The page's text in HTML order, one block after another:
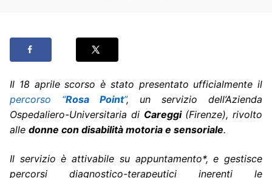
Il 18 aprile scorso è stato presentato ufficialmente il
percorso “Rosa Point”, un servizio dell’Azienda
Ospedaliero-Universitaria di Careggi(Firenze), rivolto
alle donne con disabilità motoria e sensoriale.
Il servizio è attivabile su appuntamento*, e gestisce
percorsi diagnostico-terapeutici inerenti le